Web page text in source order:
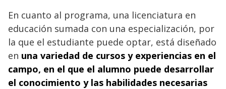
En cuanto al programa, una licenciatura en
educación sumada con una especialización, por
la que el estudiante puede optar, está diseñado
en una variedad de cursos y experiencias en el
campo, en el que el alumno puede desarrollar
el conocimiento y las habilidades necesarias